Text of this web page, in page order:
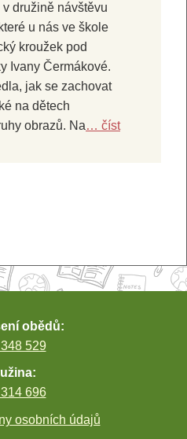
družině návštěvu
u nás ve škole
kroužek pod
Ivany Čermákové.
jak se zachovat
na dětech
obrazů. Na… číst
obědů:
529
696
osobních údajů